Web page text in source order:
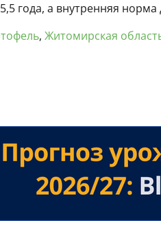
года, а внутренняя норма
, Житомирская